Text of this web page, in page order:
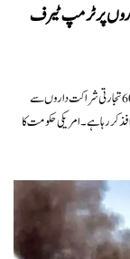
یونین سمیت 60 شراکت داروں پر ٹرمپ ٹیرف
واشنگٹن:امریکا آج سے پاکستان، بھارت، چین، یورپی یونین اور دنیا کے دیگر 60 تجارتی شراکت داروں سے
محصولات نافذ کر رہا ہے۔امریکی حکومت کا